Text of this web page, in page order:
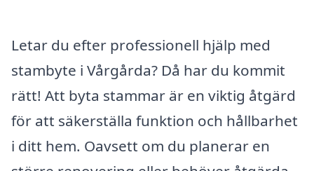
Letar du efter professionell hjälp med
stambyte i Vårgårda? Då har du kommit
rätt! Att byta stammar är en viktig åtgärd
för att säkerställa funktion och hållbarhet
i ditt hem. Oavsett om du planerar en